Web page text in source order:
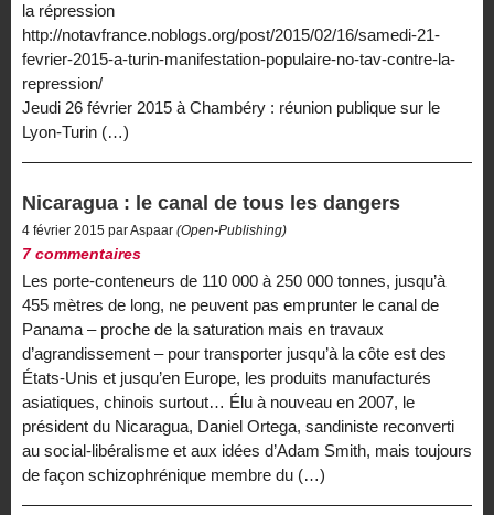
la répression
http://notavfrance.noblogs.org/post/2015/02/16/samedi-21-
fevrier-2015-a-turin-manifestation-populaire-no-tav-contre-la-
repression/
Jeudi 26 février 2015 à Chambéry : réunion publique sur le
Lyon-Turin (…)
Nicaragua : le canal de tous les dangers
4 février 2015 par Aspaar (Open-Publishing)
7 commentaires
Les porte-conteneurs de 110 000 à 250 000 tonnes, jusqu’à
455 mètres de long, ne peuvent pas emprunter le canal de
Panama – proche de la saturation mais en travaux
d’agrandissement – pour transporter jusqu’à la côte est des
États-Unis et jusqu’en Europe, les produits manufacturés
asiatiques, chinois surtout… Élu à nouveau en 2007, le
président du Nicaragua, Daniel Ortega, sandiniste reconverti
au social-libéralisme et aux idées d’Adam Smith, mais toujours
de façon schizophrénique membre du (…)